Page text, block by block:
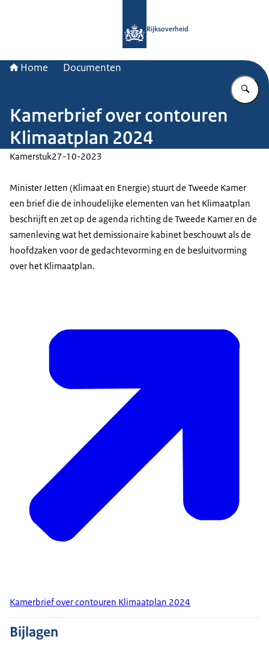
Rijksoverheid
Home Documenten
Kamerbrief over contouren
Klimaatplan 2024
Kamerstuk27-10-2023
Minister Jetten (Klimaat en Energie) stuurt de Tweede Kamer
een brief die de inhoudelijke elementen van het Klimaatplan
beschrijft en zet op de agenda richting de Tweede Kamer en de
samenleving wat het demissionaire kabinet beschouwt als de
hoofdzaken voor de gedachtevorming en de besluitvorming
over het Klimaatplan.
Kamerbrief over contouren Klimaatplan 2024
Bijlagen